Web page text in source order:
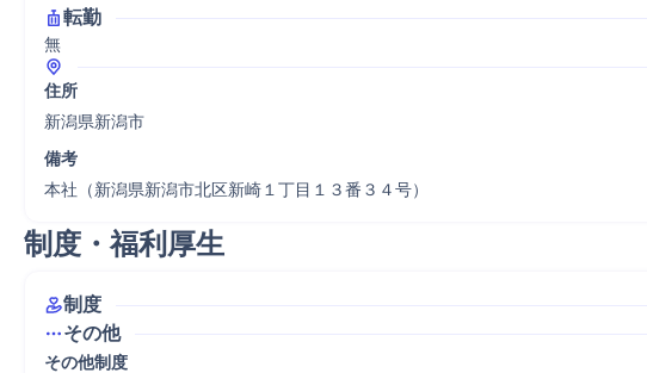
転勤
無
住所
新潟県新潟市
備考
本社（新潟県新潟市北区新崎１丁目１３番３４号）
制度・福利厚生
制度
その他
その他制度